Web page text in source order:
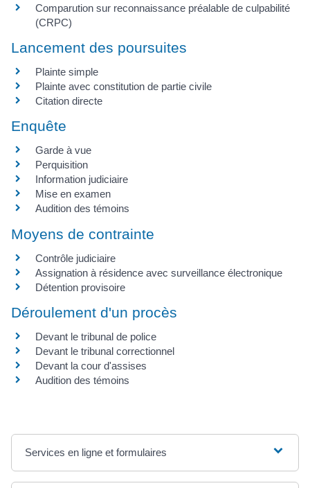
Comparution sur reconnaissance préalable de culpabilité
(CRPC)
Lancement des poursuites
Plainte simple
Plainte avec constitution de partie civile
Citation directe
Enquête
Garde à vue
Perquisition
Information judiciaire
Mise en examen
Audition des témoins
Moyens de contrainte
Contrôle judiciaire
Assignation à résidence avec surveillance électronique
Détention provisoire
Déroulement d'un procès
Devant le tribunal de police
Devant le tribunal correctionnel
Devant la cour d'assises
Audition des témoins
Services en ligne et formulaires